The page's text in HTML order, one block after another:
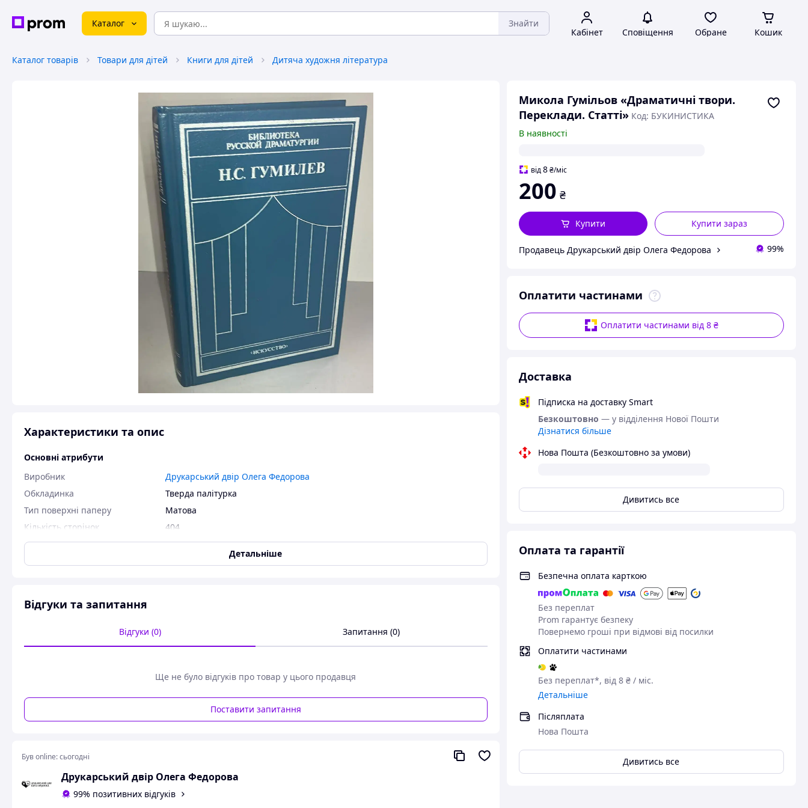
Каталог Знайти
Кабінет Сповіщення Обране Кошик
Каталог товарів Товари для дітей Книги для дітей Дитяча художня література
Микола Гумільов «Драматичні твори.
Переклади. Статті» Код: БУКИНИСТИКА
В наявності
від8 ₴/міс
200 ₴
Купити зараз
Купити
Продавець Друкарський двір Олега Федорова 99%
Оплатити частинами
Оплатити частинами від 8 ₴
Доставка
Підписка на доставку Smart
Безкоштовно — у відділення Нової Пошти
Дізнатися більше
Нова Пошта (Безкоштовно за умови)
Дивитись все
Оплата та гарантії
Безпечна оплата карткою
Без переплат
Prom гарантує безпеку
Повернемо гроші при відмові від посилки
Оплатити частинами
Без переплат*, від 8 ₴ / міс.
Детальніше
Післяплата
Нова Пошта
Дивитись все
Характеристики та опис
Основні атрибути
Виробник
Друкарський двір Олега Федорова
Обкладинка
Тверда палітурка
Тип поверхні паперу
Матова
Кількість сторінок
404
Колір
Блакитний
Стан
Микола Гумільов — «Драматичні твори. Переклади. Статті»
Видавництво «Искусство», 1990 рік
Короткий опис:
Цінне видання, що відкриває менш відому, але надзвичайно важливу грань творчості Миколи Гумільова —
Гумільов постає тут не лише як поет, а як багатогранний інтелектуал: драматург із яскравим художнім
мисленням, тонкий перекладач світової класики та проникливий літературний критик. Його тексти
вирізняються культурною широтою, точністю стилю та високою естетичною вимогливістю.
Детальніше
Відгуки та запитання
Відгуки (0) Запитання (0)
Ще не було відгуків про товар у цього продавця
Поставити запитання
Був online:сьогодні
Друкарський двір Олега Федорова
99% позитивних відгуків